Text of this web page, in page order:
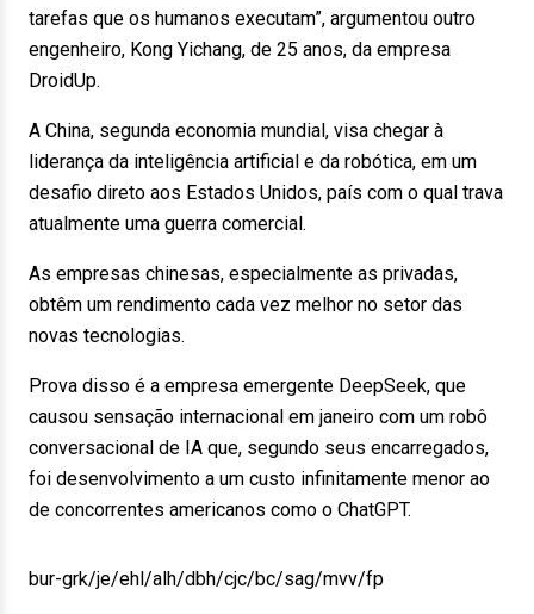
tarefas que os humanos executam”, argumentou outro
engenheiro, Kong Yichang, de 25 anos, da empresa
DroidUp.
A China, segunda economia mundial, visa chegar à
liderança da inteligência artificial e da robótica, em um
desafio direto aos Estados Unidos, país com o qual trava
atualmente uma guerra comercial.
As empresas chinesas, especialmente as privadas,
obtêm um rendimento cada vez melhor no setor das
novas tecnologias.
Prova disso é a empresa emergente DeepSeek, que
causou sensação internacional em janeiro com um robô
conversacional de IA que, segundo seus encarregados,
foi desenvolvimento a um custo infinitamente menor ao
de concorrentes americanos como o ChatGPT.
bur-grk/je/ehl/alh/dbh/cjc/bc/sag/mvv/fp